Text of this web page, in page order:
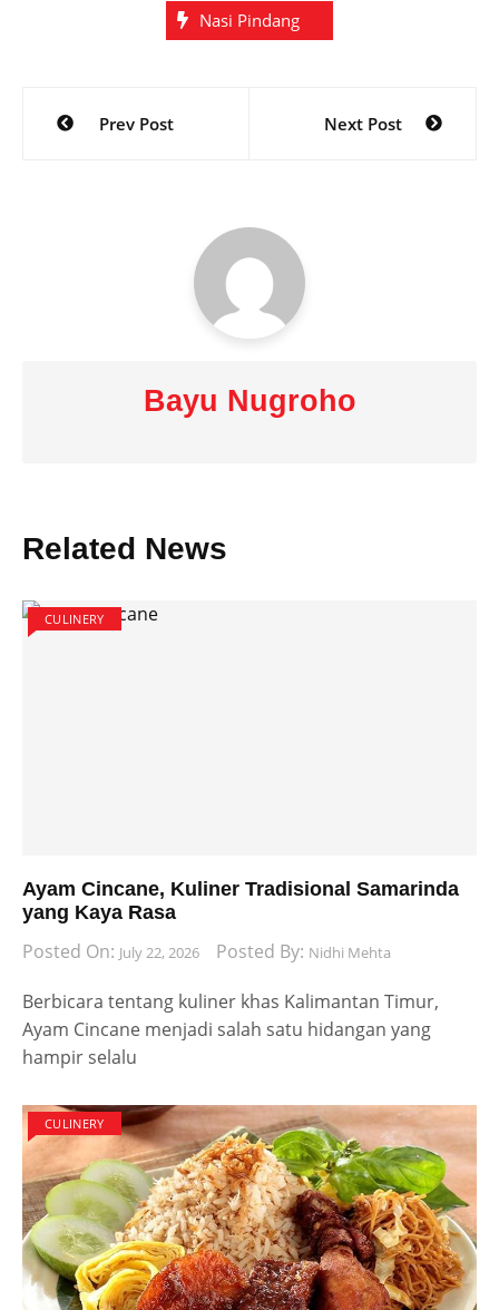
Nasi Pindang
navigation
Prev Post Next Post
Bayu Nugroho
Related News
CULINERY
Ayam Cincane, Kuliner Tradisional Samarinda
yang Kaya Rasa
Posted On: July 22, 2026 Posted By: Nidhi Mehta
Berbicara tentang kuliner khas Kalimantan Timur,
Ayam Cincane menjadi salah satu hidangan yang
hampir selalu
CULINERY